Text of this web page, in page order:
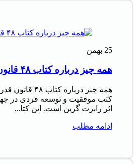
25 بهمن
همه چیز درباره کتاب ۴۸ قانون قدرت
همه چیز
اثر رابرت گرین است. این کتا...
ادامه مطلب